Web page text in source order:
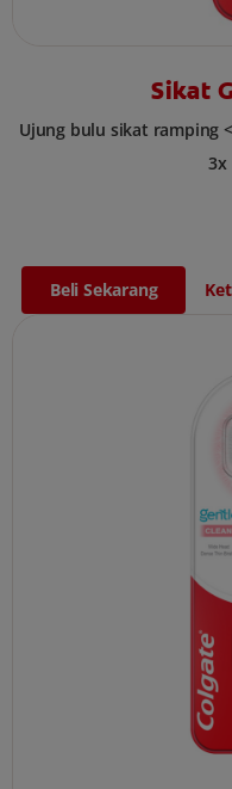
Sikat
Ujung bulu sikat ramping
3x
Beli Sekarang